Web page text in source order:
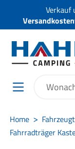
Verkauf
Home
Fahrradträger